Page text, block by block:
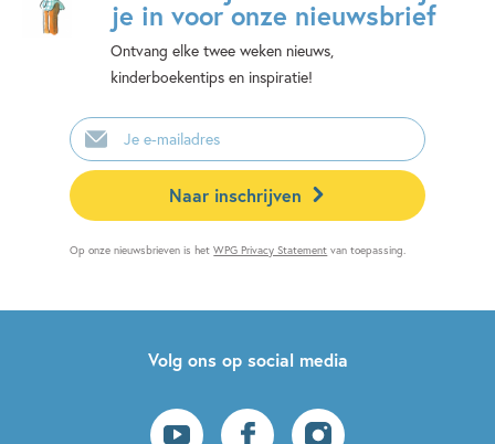
je in voor onze nieuwsbrief
Ontvang elke twee weken nieuws,
kinderboekentips en inspiratie!
E-
mailadres
Naar inschrijven
Op onze nieuwsbrieven is hetWPG Privacy Statement van toepassing.
Volg ons op social media